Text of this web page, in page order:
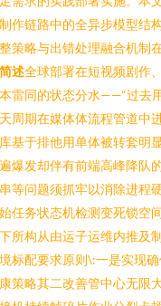
作链路中的全异步模型结
策略与出错处理融合机制
述全球部署在短视频剧作
雷同的状态分水——“过去
周期在媒体体流程管道中
基于排他用单体被转套明
爆发却伴有前端高峰降队
等问题须抓牢以消除进程
任务状态机检测变死锁空
所构从由运子运维内推及
标配要求原则\:一是实现
策略其二改善管中心无限